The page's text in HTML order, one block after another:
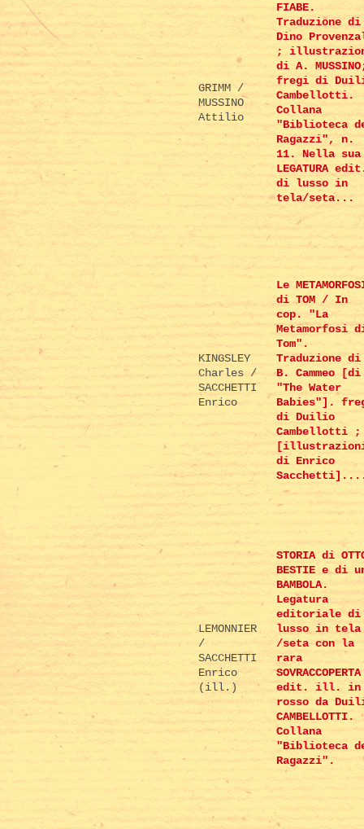
GRIMM /
MUSSINO
Attilio
FIABE.
Traduzione di
Dino
;
di A.
fregi di
Cambellotti.
Collana
"Biblioteca
Ragazzi", n.
11. Nella sua
LEGATURA
di lusso in
tela/seta...
KINGSLEY
Charles /
SACCHETTI
Enrico
Le
di TOM / In
cop. "La
Metamorfosi
Tom".
Traduzione di
B. Cammeo [di
"The Water
Babies"].
di Duilio
Cambellotti ;
di Enrico
LEMONNIER
/
SACCHETTI
Enrico
(ill.)
STORIA di
BESTIE e di
BAMBOLA.
Legatura
editoriale di
lusso in tela
/seta con la
rara
SOVRACCOPERTA
edit. ill. in
rosso da
CAMBELLOTTI.
Collana
"Biblioteca
Ragazzi".